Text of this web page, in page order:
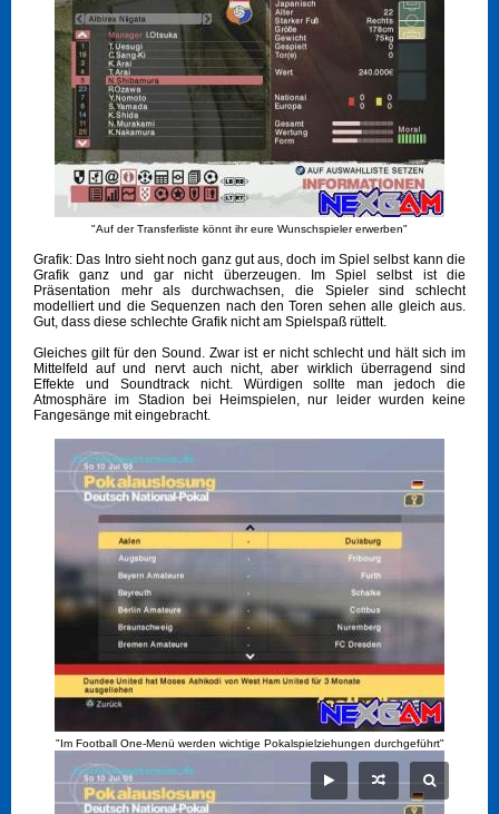
"Auf der Transferliste könnt ihr eure Wunschspieler erwerben"
Grafik: Das Intro sieht noch ganz gut aus, doch im Spiel selbst kann die
Grafik ganz und gar nicht überzeugen. Im Spiel selbst ist die
Präsentation mehr als durchwachsen, die Spieler sind schlecht
modelliert und die Sequenzen nach den Toren sehen alle gleich aus.
Gut, dass diese schlechte Grafik nicht am Spielspaß rüttelt.
Gleiches gilt für den Sound. Zwar ist er nicht schlecht und hält sich im
Mittelfeld auf und nervt auch nicht, aber wirklich überragend sind
Effekte und Soundtrack nicht. Würdigen sollte man jedoch die
Atmosphäre im Stadion bei Heimspielen, nur leider wurden keine
Fangesänge mit eingebracht.
"Im Football One-Menü werden wichtige Pokalspielziehungen durchgeführt"